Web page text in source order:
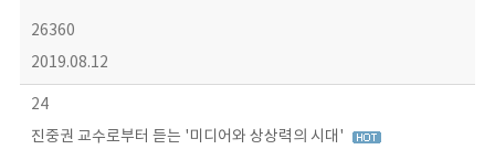
26360
2019.08.12
24
진중권 교수로부터 듣는 '미디어와 상상력의 시대'